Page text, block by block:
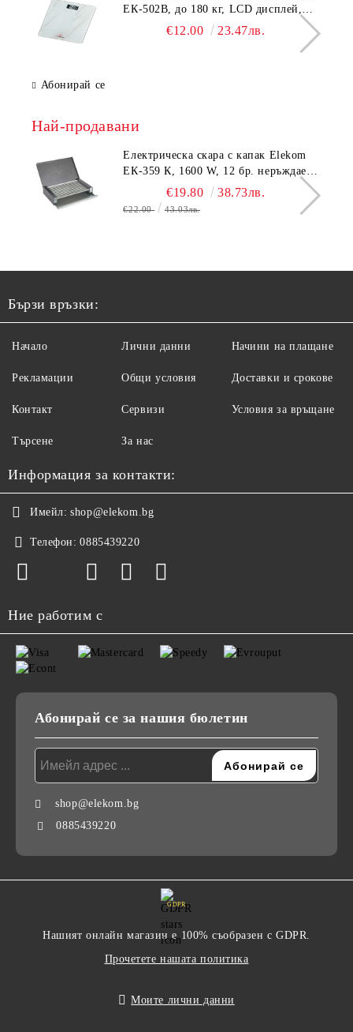
ЕК-502B, до 180 кг, LCD дисплей,
Темперирано стъкло - 6.0 мм,
€12.00 23.47лв.
Абонирай се
Най-продавани
Електрическа скара с капак Elekom
ЕК-359 К, 1600 W, 12 бр. неръждаеми
тръбни нагревятеля
€19.80 38.73лв.
€22.00 43.03лв.
Бързи връзки:
Начало
Рекламации
Контакт
Търсене
Лични данни
Общи условия
Сервизи
За нас
Начини на плащане
Доставки и срокове
Условия за връщане
Информация за контакти:
Имейл: shop@elekom.bg
Телефон: 0885439220
Ние работим с
Абонирай се за нашия бюлетин
shop@elekom.bg
0885439220
GDPR
Нашият онлайн магазин е 100% съобразен с GDPR.
Прочетете нашата политика
Моите лични данни